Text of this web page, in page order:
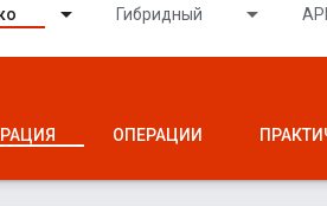
Гибридный
ОПЕРАЦИИ